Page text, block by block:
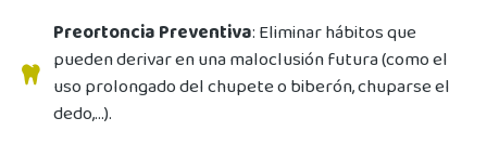
Preortoncia Preventiva: Eliminar hábitos que
pueden derivar en una maloclusión futura (como el
uso prolongado del chupete o biberón, chuparse el
dedo,…).